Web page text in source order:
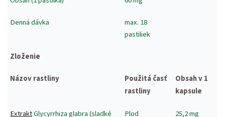
Denná dávka
max. 18
pastiliek
Zloženie
Názov rastliny
Použitá časť
rastliny
Obsah v 1
kapsule
ExtraktGlycyrrhiza glabra (sladké Plod 25,2 mg